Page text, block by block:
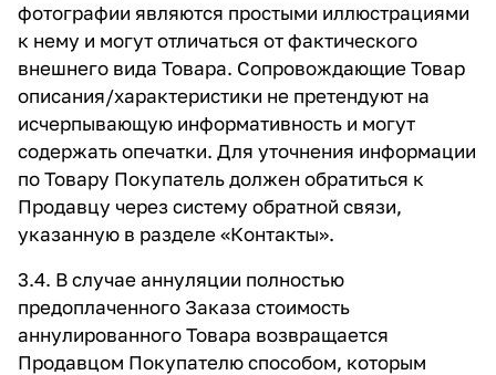
фотографии являются простыми иллюстрациями
к нему и могут отличаться от фактического
внешнего вида Товара. Сопровождающие Товар
описания/характеристики не претендуют на
исчерпывающую информативность и могут
содержать опечатки. Для уточнения информации
по Товару Покупатель должен обратиться к
Продавцу через систему обратной связи,
указанную в разделе «Контакты».
3.4. В случае аннуляции полностью
предоплаченного Заказа стоимость
аннулированного Товара возвращается
Продавцом Покупателю способом, которым